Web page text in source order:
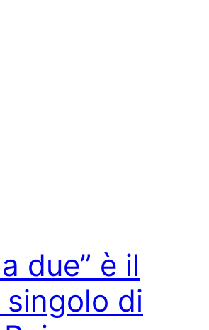
due” è il
singolo di